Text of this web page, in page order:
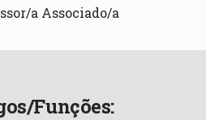
a Associado/a
Funções: